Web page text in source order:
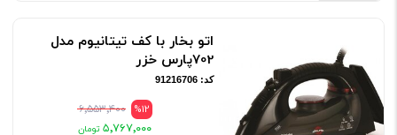
اتو بخار با کف تیتانیوم مدل
702پارس خزر
کد: 91216706
%12 ۶٬۵۵۳٬۴۰۰
۵٬۷۶۷٬۰۰۰